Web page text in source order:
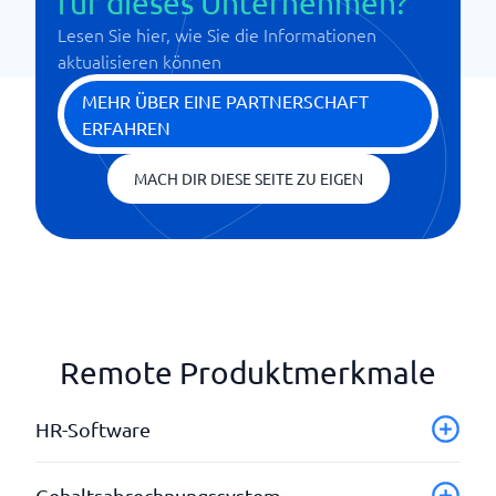
Lesen Sie hier, wie Sie die Informationen
aktualisieren können
MEHR ÜBER EINE PARTNERSCHAFT
ERFAHREN
MACH DIR DIESE SEITE ZU EIGEN
Remote Produktmerkmale
HR-Software
Abwesenheitserfassung